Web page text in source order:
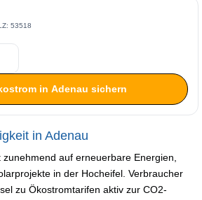
53518
in Adenau sichern
in Adenau
auf erneuerbare Energien,
in der Hocheifel. Verbraucher
zu Ökostromtarifen aktiv zur CO2-